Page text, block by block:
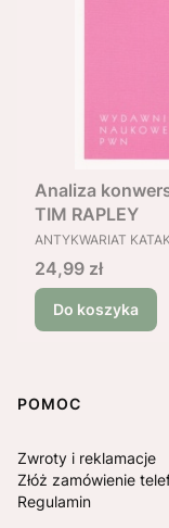
Analiza
TIM RAPLEY
PRODUCENT
ANTYKWARIAT
Cena
24,99 zł
Do koszyka
Linki w stopce
POMOC
Zwroty i reklamacje
Złóż zamówienie
Regulamin